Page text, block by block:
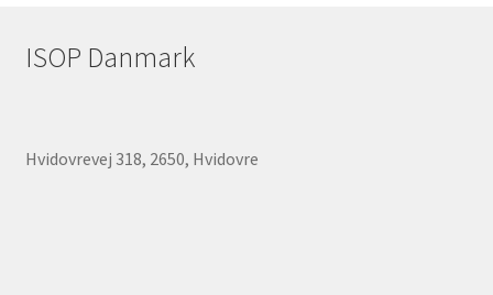
ISOP Danmark
Hvidovrevej 318, 2650, Hvidovre